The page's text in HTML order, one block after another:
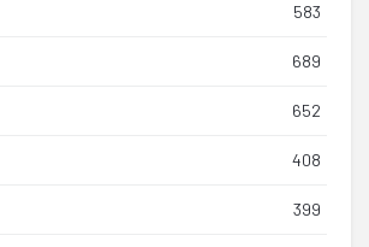
583
689
652
408
399